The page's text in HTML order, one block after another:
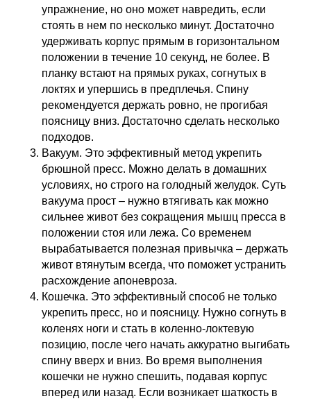
упражнение, но оно может навредить, если
стоять в нем по несколько минут. Достаточно
удерживать корпус прямым в горизонтальном
положении в течение 10 секунд, не более. В
планку встают на прямых руках, согнутых в
локтях и упершись в предплечья. Спину
рекомендуется держать ровно, не прогибая
поясницу вниз. Достаточно сделать несколько
подходов.
Вакуум. Это эффективный метод укрепить
брюшной пресс. Можно делать в домашних
условиях, но строго на голодный желудок. Суть
вакуума прост – нужно втягивать как можно
сильнее живот без сокращения мышц пресса в
положении стоя или лежа. Со временем
вырабатывается полезная привычка – держать
живот втянутым всегда, что поможет устранить
расхождение апоневроза.
Кошечка. Это эффективный способ не только
укрепить пресс, но и поясницу. Нужно согнуть в
коленях ноги и стать в коленно-локтевую
позицию, после чего начать аккуратно выгибать
спину вверх и вниз. Во время выполнения
кошечки не нужно спешить, подавая корпус
вперед или назад. Если возникает шаткость в